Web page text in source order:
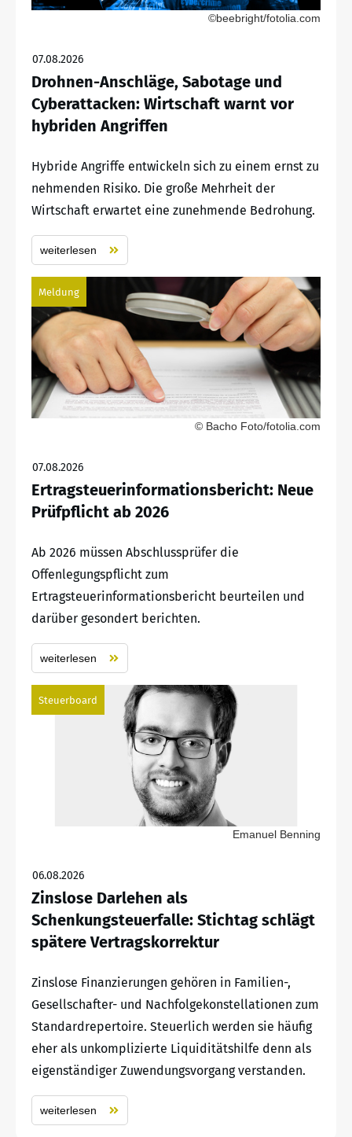
©beebright/fotolia.com
07.08.2026
Drohnen-Anschläge, Sabotage und
Cyberattacken: Wirtschaft warnt vor
hybriden Angriffen
Hybride Angriffe entwickeln sich zu einem ernst zu
nehmenden Risiko. Die große Mehrheit der
Wirtschaft erwartet eine zunehmende Bedrohung.
weiterlesen
Meldung
© Bacho Foto/fotolia.com
07.08.2026
Ertragsteuerinformationsbericht: Neue
Prüfpflicht ab 2026
Ab 2026 müssen Abschlussprüfer die
Offenlegungspflicht zum
Ertragsteuerinformationsbericht beurteilen und
darüber gesondert berichten.
weiterlesen
Steuerboard
Emanuel Benning
06.08.2026
Zinslose Darlehen als
Schenkungsteuerfalle: Stichtag schlägt
spätere Vertragskorrektur
Zinslose Finanzierungen gehören in Familien-,
Gesellschafter- und Nachfolgekonstellationen zum
Standardrepertoire. Steuerlich werden sie häufig
eher als unkomplizierte Liquiditätshilfe denn als
eigenständiger Zuwendungsvorgang verstanden.
weiterlesen